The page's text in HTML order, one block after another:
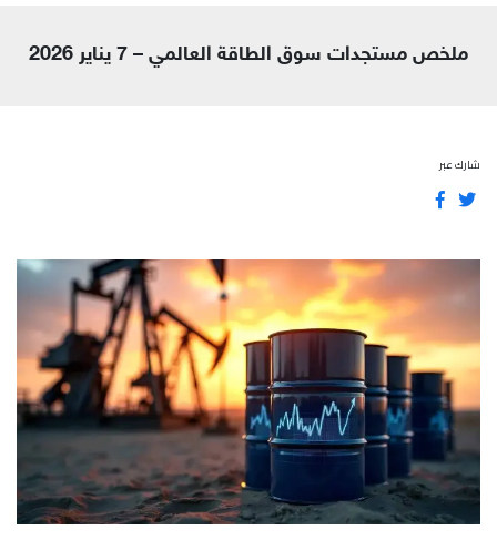
ملخص مستجدات سوق الطاقة العالمي – 7 يناير 2026
شارك عبر